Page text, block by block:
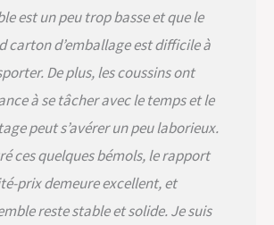
est un peu trop basse et que le
carton d’emballage est difficile à
De plus, les coussins ont
à se tâcher avec le temps et le
peut s’avérer un peu laborieux.
ces quelques bémols, le rapport
prix demeure excellent, et
reste stable et solide. Je suis